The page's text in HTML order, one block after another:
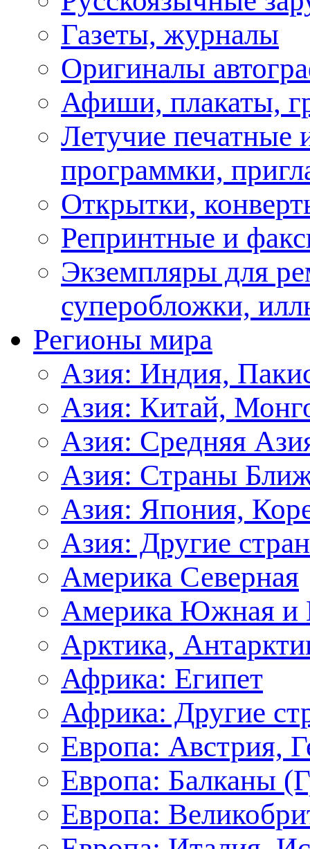
Газеты, журналы
Оригиналы
Афиши, плакаты,
Летучие печатные
программки,
Открытки,
Репринтные и
Экземпляры для
суперобложки,
Регионы мира
Азия: Индия,
Азия: Китай,
Азия: Средняя
Азия: Страны
Азия: Япония,
Азия: Другие
Америка Северная
Америка Южная и
Арктика,
Африка: Египет
Африка: Другие
Европа: Австрия,
Европа: Балканы
Европа: